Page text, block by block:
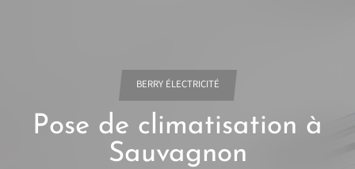
BERRY ÉLECTRICITÉ
Pose de climatisation à
Sauvagnon